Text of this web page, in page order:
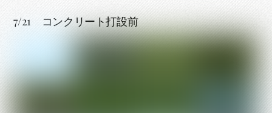
7/21 コンクリート打設前